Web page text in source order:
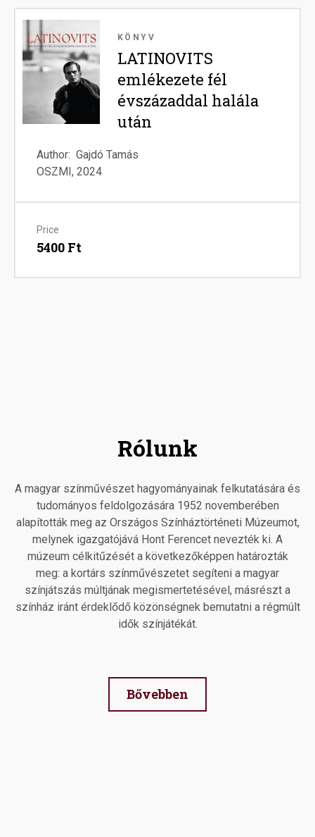
KÖNYV
LATINOVITS
emlékezete fél
évszázaddal halála
után
Author Gajdó Tamás
OSZMI
2024
Price
5400 Ft
Rólunk
A magyar színművészet hagyományainak felkutatására és
tudományos feldolgozására 1952 novemberében
alapították meg az Országos Színháztörténeti Múzeumot,
melynek igazgatójává Hont Ferencet nevezték ki. A
múzeum célkitűzését a következőképpen határozták
meg: a kortárs színművészetet segíteni a magyar
színjátszás múltjának megismertetésével, másrészt a
színház iránt érdeklődő közönségnek bemutatni a régmúlt
idők színjátékát.
Bővebben